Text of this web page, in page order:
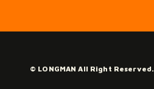
© LONGMAN All Right Reserved.